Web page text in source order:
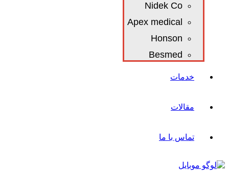
Nidek Co
Apex medical
Honson
Besmed
خدمات
مقالات
تماس با ما